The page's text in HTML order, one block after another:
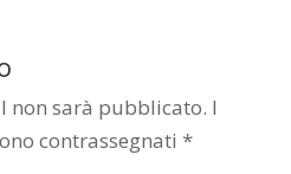
non sarà pubblicato. I
contrassegnati *